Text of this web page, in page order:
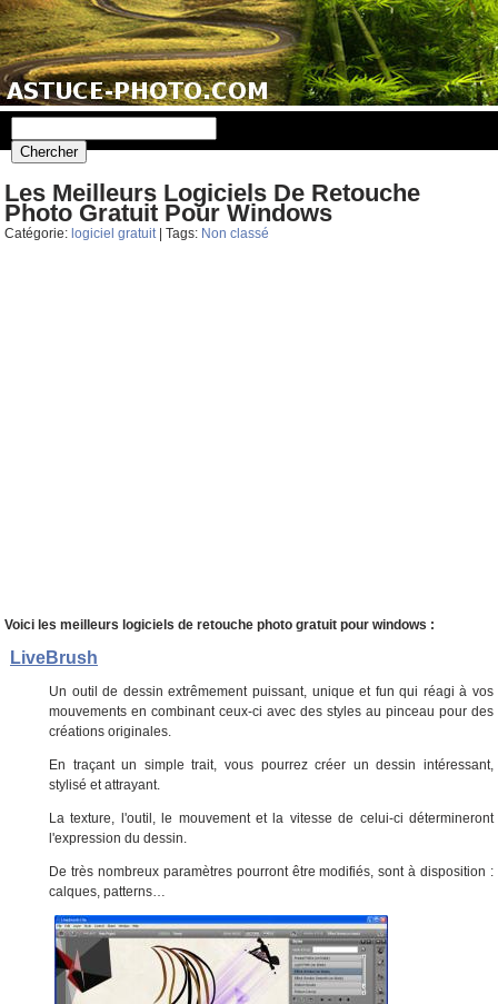
Les Meilleurs Logiciels De Retouche
Photo Gratuit Pour Windows
Catégorie: logiciel gratuit | Tags: Non classé
Voici les meilleurs logiciels de retouche photo gratuit pour windows :
LiveBrush
Un outil de dessin extrêmement puissant, unique et fun qui réagi à vos
mouvements en combinant ceux-ci avec des styles au pinceau pour des
créations originales.
En traçant un simple trait, vous pourrez créer un dessin intéressant,
stylisé et attrayant.
La texture, l'outil, le mouvement et la vitesse de celui-ci détermineront
l'expression du dessin.
De très nombreux paramètres pourront être modifiés, sont à disposition :
calques, patterns…